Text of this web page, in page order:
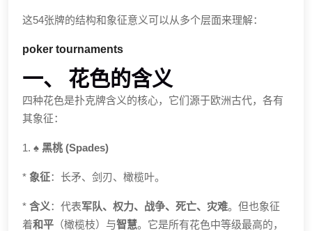
这54张牌的结构和象征意义可以从多个层面来理解：
poker tournaments
一、 花色的含义
四种花色是扑克牌含义的核心，它们源于欧洲古代，各有
其象征：
1. ♠️ 黑桃 (Spades)
* 象征：长矛、剑刃、橄榄叶。
* 含义：代表军队、权力、战争、死亡、灾难。但也象征
着和平 （橄榄枝）与智慧。它是所有花色中等级最高的，